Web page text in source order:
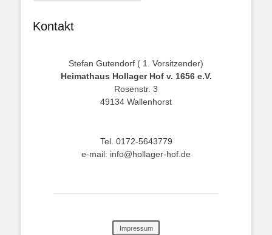
Kontakt
Stefan Gutendorf ( 1. Vorsitzender)
Heimathaus Hollager Hof v. 1656 e.V.
Rosenstr. 3
49134 Wallenhorst
Tel. 0172-5643779
e-mail: info@hollager-hof.de
Impressum